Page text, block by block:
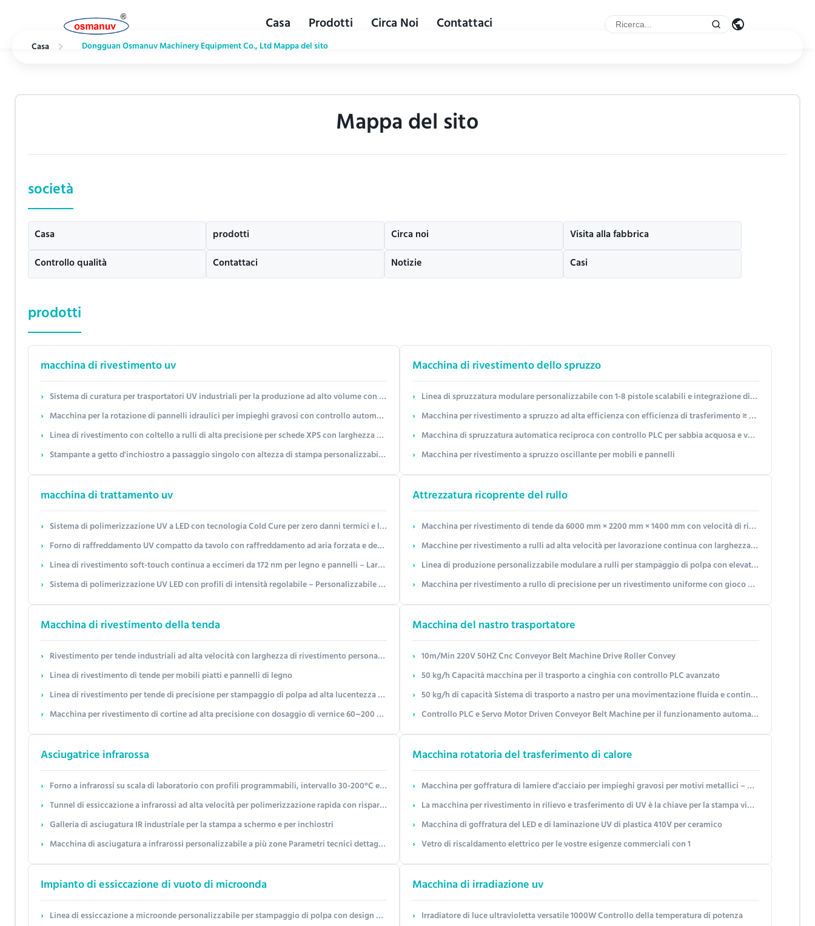
Casa Prodotti Circa Noi Contattaci
Casa Dongguan Osmanuv Machinery Equipment Co., Ltd Mappa del sito
Mappa del sito
società
Casa prodotti Circa noi
Visita alla fabbrica
Controllo qualità
Contattaci Notizie Casi
prodotti
macchina di rivestimento uv
Sistema di curatura per trasportatori UV industriali per la produzione ad alto volume con larghezza di fascia personalizzabile e configurazione di lampada a mercurio/LED
Macchina per la rotazione di pannelli idraulici per impieghi gravosi con controllo automatico PLC e capacità di carico personalizzabile fino a 50 tonnellate
Linea di rivestimento con coltello a rulli di alta precisione per schede XPS con larghezza personalizzabile (600-2400 mm) e spessore del rivestimento (± 0,05 mm)
Stampante a getto d'inchiostro a passaggio singolo con altezza di stampa personalizzabile (0-30 cm) Configurazione multi-testina per stampa roll-to-roll ad alta velocità
Macchina di rivestimento dello spruzzo
Linea di spruzzatura modulare personalizzabile con 1-8 pistole scalabili e integrazione di linea senza interruzioni
Macchina per rivestimento a spruzzo ad alta efficienza con efficienza di trasferimento ≥ 85%, risparmio di materiale fino al 40% e parametri di spruzzo personalizzabili
Macchina di spruzzatura automatica reciproca con controllo PLC per sabbia acquosa e vernice in pietra reale - Larghezza personalizzabile fino a 1300 mm
Macchina per rivestimento a spruzzo oscillante per mobili e pannelli
macchina di trattamento uv
Sistema di polimerizzazione UV a LED con tecnologia Cold Cure per zero danni termici e lunghezza d'onda personalizzabile
Forno di raffreddamento UV compatto da tavolo con raffreddamento ad aria forzata e design modulare personalizzabile per uso in laboratorio
Linea di rivestimento soft-touch continua a eccimeri da 172 nm per legno e pannelli – Larghezza personalizzabile (600-2100 mm) e livello di brillantezza (1-10 GU)
Sistema di polimerizzazione UV LED con profili di intensità regolabile – Personalizzabile per substrati sensibili al calore (legno/plastica/film)
Attrezzatura ricoprente del rullo
Macchina per rivestimento di tende da 6000 mm × 2200 mm × 1400 mm con velocità di rivestimento 5-20 m/min e sistema di controllo automatico
Macchine per rivestimento a rulli ad alta velocità per lavorazione continua con larghezza di rivestimento personalizzabile fino a 40 cicli/min
Linea di produzione personalizzabile modulare a rulli per stampaggio di polpa con elevata efficienza dei materiali e rivestimento di precisione
Macchina per rivestimento a rullo di precisione per un rivestimento uniforme con gioco del rullo regolabile e spreco minimo
Macchina di rivestimento della tenda
Rivestimento per tende industriali ad alta velocità con larghezza di rivestimento personalizzabile (fino a 2200 mm) e tecnologia di rivestimento senza contatto
Linea di rivestimento di tende per mobili piatti e pannelli di legno
Linea di rivestimento per tende di precisione per stampaggio di polpa ad alta lucentezza - Soluzione per finitura superficiale superiore
Macchina per rivestimento di cortine ad alta precisione con dosaggio di vernice 60~200 G/m2
Macchina del nastro trasportatore
10m/Min 220V 50HZ Cnc Conveyor Belt Machine Drive Roller Convey
50 kg/h Capacità macchina per il trasporto a cinghia con controllo PLC avanzato
50 kg/h di capacità Sistema di trasporto a nastro per una movimentazione fluida e continua dei materiali
Controllo PLC e Servo Motor Driven Conveyor Belt Machine per il funzionamento automatico
Asciugatrice infrarossa
Forno a infrarossi su scala di laboratorio con profili programmabili, intervallo 30-200°C e velocità del nastro personalizzabile per R&S della polpa stampata
Tunnel di essiccazione a infrarossi ad alta velocità per polimerizzazione rapida con risparmio energetico del 40% e larghezza del nastro trasportatore personalizzabile
Galleria di asciugatura IR industriale per la stampa a schermo e per inchiostri
Macchina di asciugatura a infrarossi personalizzabile a più zone Parametri tecnici dettagliati per la linea di produzione di rivestimento e di cura dell'inchiostro
Macchina rotatoria del trasferimento di calore
Macchina per goffratura di lamiere d'acciaio per impieghi gravosi per motivi metallici – Design personalizzabile del rullo (grana di pelle/diamante/logo) fino a 1250 mm di larghezza
La macchina per rivestimento in rilievo e trasferimento di UV è la chiave per la stampa vibrante
Macchina di goffratura del LED e di laminazione UV di plastica 410V per ceramico
Vetro di riscaldamento elettrico per le vostre esigenze commerciali con 1
Impianto di essiccazione di vuoto di microonda
Linea di essiccazione a microonde personalizzabile per stampaggio di polpa con design modulare multi-zona e controllo PLC
Macchina di irradiazione uv
Irradiatore di luce ultravioletta versatile 1000W Controllo della temperatura di potenza